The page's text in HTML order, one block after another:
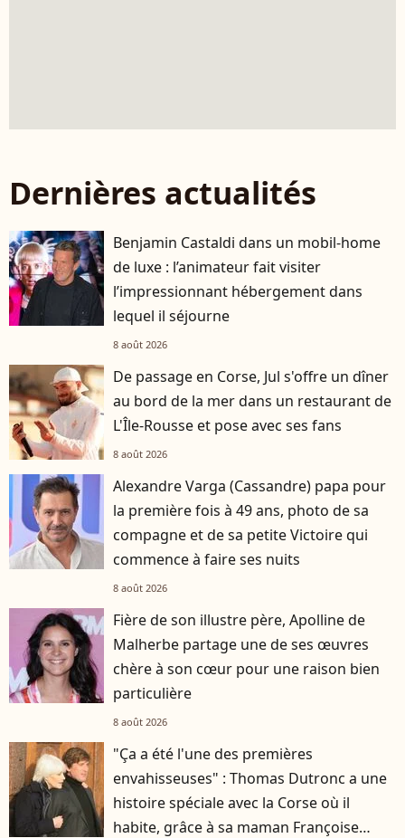
Dernières actualités
Benjamin Castaldi dans un mobil-home
de luxe : l’animateur fait visiter
l’impressionnant hébergement dans
lequel il séjourne
8 août 2026
De passage en Corse, Jul s'offre un dîner
au bord de la mer dans un restaurant de
L'Île-Rousse et pose avec ses fans
8 août 2026
Alexandre Varga (Cassandre) papa pour
la première fois à 49 ans, photo de sa
compagne et de sa petite Victoire qui
commence à faire ses nuits
8 août 2026
Fière de son illustre père, Apolline de
Malherbe partage une de ses œuvres
chère à son cœur pour une raison bien
particulière
8 août 2026
"Ça a été l'une des premières
envahisseuses" : Thomas Dutronc a une
histoire spéciale avec la Corse où il
habite, grâce à sa maman Françoise